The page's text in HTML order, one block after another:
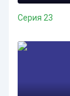
Серия 23